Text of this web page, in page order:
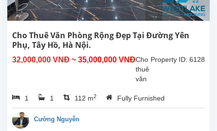
tại
Tây
Hà
tích...
Cho Thuê Văn Phòng Rộng Đẹp Tại Đường Yên
Phụ, Tây Hồ, Hà Nội.
32,000,000 VNĐ ~ 35,000,000 VNĐ Property ID: 6128
Cho
thuê
văn
quán
cà
1 1 112 m2 Fully Furnished
Cường Nguyễn